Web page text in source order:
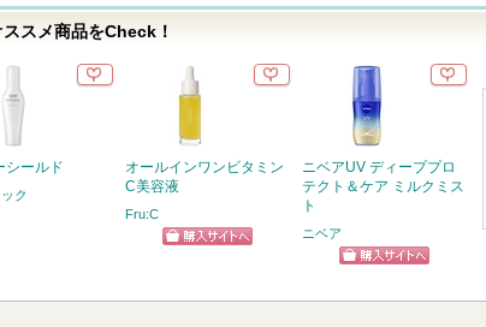
スメ商品をCheck！
シールド
ク
オールインワンビタミン
C美容液
Fru:C
ニベアUV ディーププロ
テクト＆ケア ミルクミス
ト
ニベア